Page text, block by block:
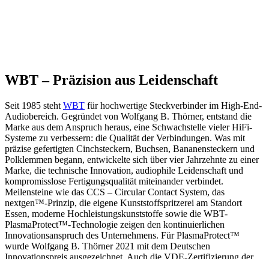
WBT – Präzision aus Leidenschaft
Seit 1985 steht WBT für hochwertige Steckverbinder im High-End-
Audiobereich. Gegründet von Wolfgang B. Thörner, entstand die
Marke aus dem Anspruch heraus, eine Schwachstelle vieler HiFi-
Systeme zu verbessern: die Qualität der Verbindungen. Was mit
präzise gefertigten Cinchsteckern, Buchsen, Bananensteckern und
Polklemmen begann, entwickelte sich über vier Jahrzehnte zu einer
Marke, die technische Innovation, audiophile Leidenschaft und
kompromisslose Fertigungsqualität miteinander verbindet.
Meilensteine wie das CCS – Circular Contact System, das
nextgen™-Prinzip, die eigene Kunststoffspritzerei am Standort
Essen, moderne Hochleistungskunststoffe sowie die WBT-
PlasmaProtect™-Technologie zeigen den kontinuierlichen
Innovationsanspruch des Unternehmens. Für PlasmaProtect™
wurde Wolfgang B. Thörner 2021 mit dem Deutschen